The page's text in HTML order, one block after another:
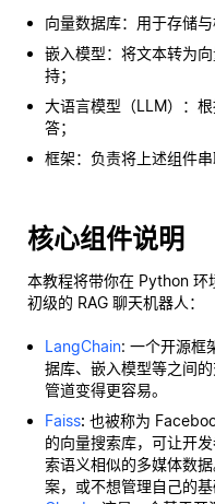
向量数据库：用于存储与
嵌入模型：将文本转为
持；
大语言模型（LLM）：
答；
框架：负责将上述组件串
核心组件说明
本教程将带你在 Python 环
初级的 RAG 聊天机器人：
LangChain: 一个开源框
据库、嵌入模型等之间的
管道变得更容易。
Faiss: 也被称为
的向量搜索库，可让开
索语义相似的多媒体数
案，或不想管理自己的